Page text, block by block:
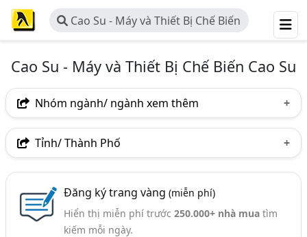
Cao Su - Máy và Thiết Bị Chế Biến
Cao Su
Cao Su - Máy và Thiết Bị Chế Biến Cao Su
Nhóm ngành/ ngành xem thêm
Ngành nghề
Ngành xem thêm
Cao Su - Vật Tư Và Dụng Cụ Khai Thác Cao Su (39)
Tỉnh/ Thành Phố
Vĩnh Phúc
Long An Tây Ninh
Đăng ký trang vàng (miễn phí)
Hiển thị miễn phí trước 250.000+ nhà muatìm
kiếm mỗi ngày.